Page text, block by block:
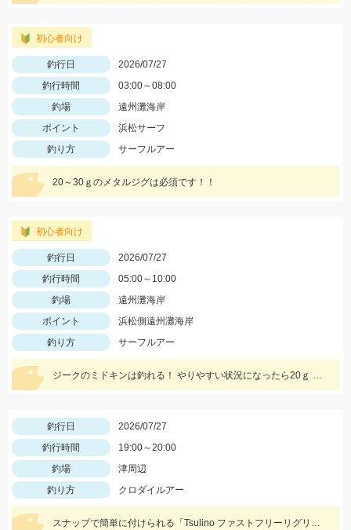
初心者向け
釣行日
2026/07/27
釣行時間
03:00～08:00
釣場
遠州灘海岸
ポイント
浜松サーフ
釣り方
サーフルアー
20～30ｇのメタルジグは必須です！！
初心者向け
釣行日
2026/07/27
釣行時間
05:00～10:00
釣場
遠州灘海岸
ポイント
浜松側遠州灘海岸
釣り方
サーフルアー
ジークのミドキンは釣れる！ やりやすい状況になったら20ｇ どんな状況でも100ｍ以上飛ばすなら 40ｇがおすすめ
釣行日
2026/07/27
釣行時間
19:00～20:00
釣場
津周辺
釣り方
クロダイルアー
スナップで簡単に付けられる「Tsulino ファストフリーリグリーダー」が活躍！フックを「ダイワ シルバーウルフ フックSSストレート」に変えてフッキング率アップ！